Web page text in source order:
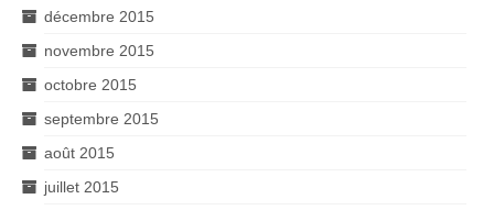
décembre 2015
novembre 2015
octobre 2015
septembre 2015
août 2015
juillet 2015